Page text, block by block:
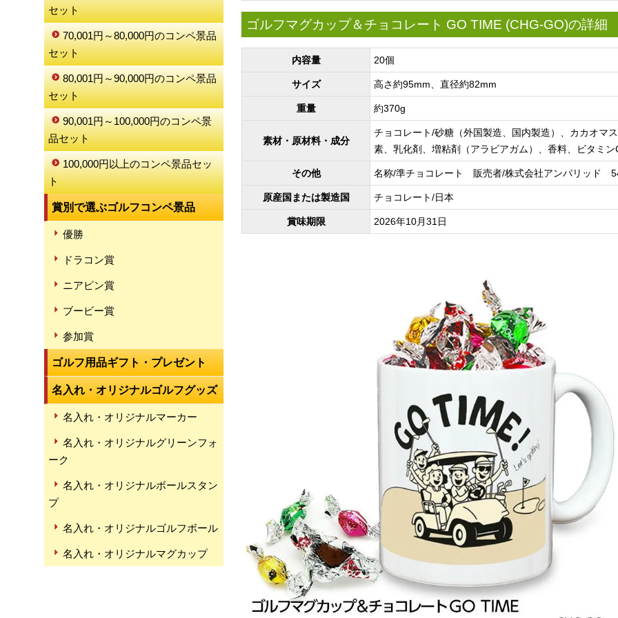
セット
70,001円～80,000円のコンペ景品
セット
80,001円～90,000円のコンペ景品
セット
90,001円～100,000円のコンペ景
品セット
100,000円以上のコンペ景品セッ
ト
賞別で選ぶゴルフコンペ景品
優勝
ドラコン賞
ニアピン賞
ブービー賞
参加賞
ゴルフ用品ギフト・プレゼント
名入れ・オリジナルゴルフグッズ
名入れ・オリジナルマーカー
名入れ・オリジナルグリーンフォ
ーク
名入れ・オリジナルボールスタン
プ
名入れ・オリジナルゴルフボール
名入れ・オリジナルマグカップ
ゴルフマグカップ＆チョコレート GO TIME (CHG-GO)の詳細
内容量 20個
サイズ 高さ約95mm、直径約82mm
重量 約370g
素材・原材料・成分
チョコレート/砂糖（外国製造、国内製造）、カカオマ
素、乳化剤、増粘剤（アラビアガム）、香料、ビタミ
その他 名称/準チョコレート 販売者/株式会社アンバリッド
原産国または製造国 チョコレート/日本
賞味期限 2026年10月31日